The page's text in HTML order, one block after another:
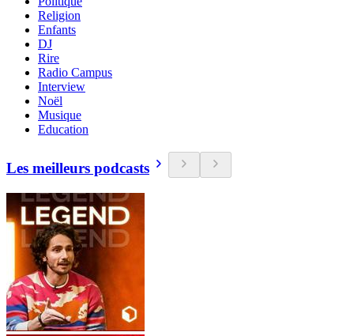
Religion
Enfants
DJ
Rire
Radio Campus
Interview
Noël
Musique
Education
Les meilleurs podcasts